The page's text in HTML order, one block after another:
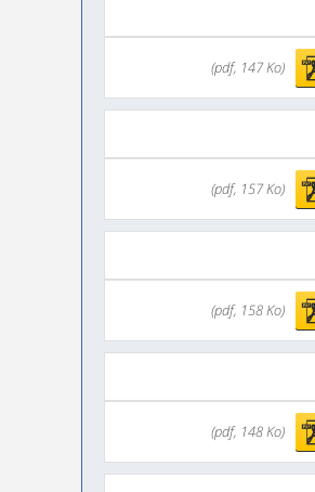
(pdf, 147 Ko)
(pdf, 157 Ko)
(pdf, 158 Ko)
(pdf, 148 Ko)